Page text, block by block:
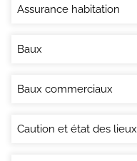
Assurance habitation
Baux
Baux commerciaux
Caution et état des lieux